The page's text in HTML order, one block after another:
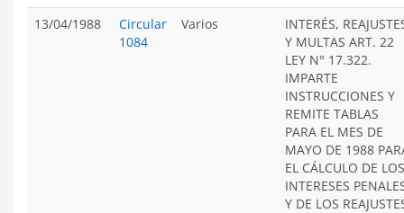
13/04/1988
Circular
1084
Varios
INTERÉS,
Y MULTAS ART. 22
LEY N° 17.322.
IMPARTE
INSTRUCCIONES Y
REMITE TABLAS
PARA EL MES DE
MAYO DE 1988
EL CÁLCULO DE LOS
INTERESES
Y DE LOS